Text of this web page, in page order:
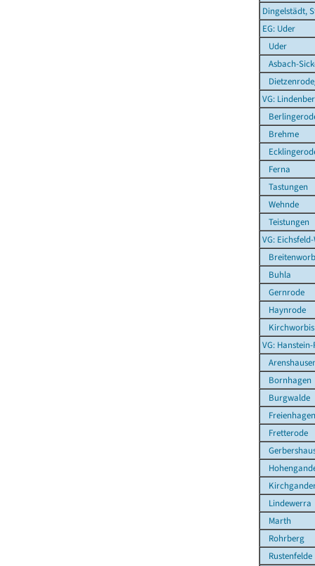
Dingelstädt,
EG: Uder
Uder
Asbach-
VG:
Brehme
Ferna
Tastungen
Wehnde
Teistungen
VG:
Buhla
Gernrode
Haynrode
Kirchworbis
VG:
Bornhagen
Burgwalde
Freienhagen
Fretterode
Lindewerra
Marth
Rohrberg
Rustenfelde